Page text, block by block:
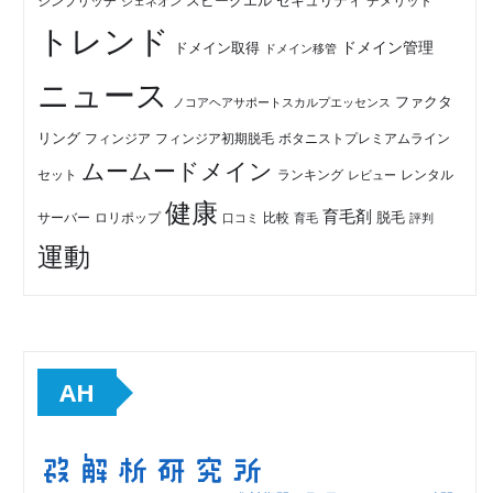
トレンド ドメイン取得 ドメイン移管 ドメイン管理
ニュース ノコアヘアサポートスカルプエッセンス ファクタ
リング フィンジア フィンジア初期脱毛 ボタニストプレミアムライン
セット ムームードメイン ランキング レビュー レンタル
サーバー ロリポップ 健康 口コミ 比較 育毛 育毛剤 脱毛 評判
運動
AH